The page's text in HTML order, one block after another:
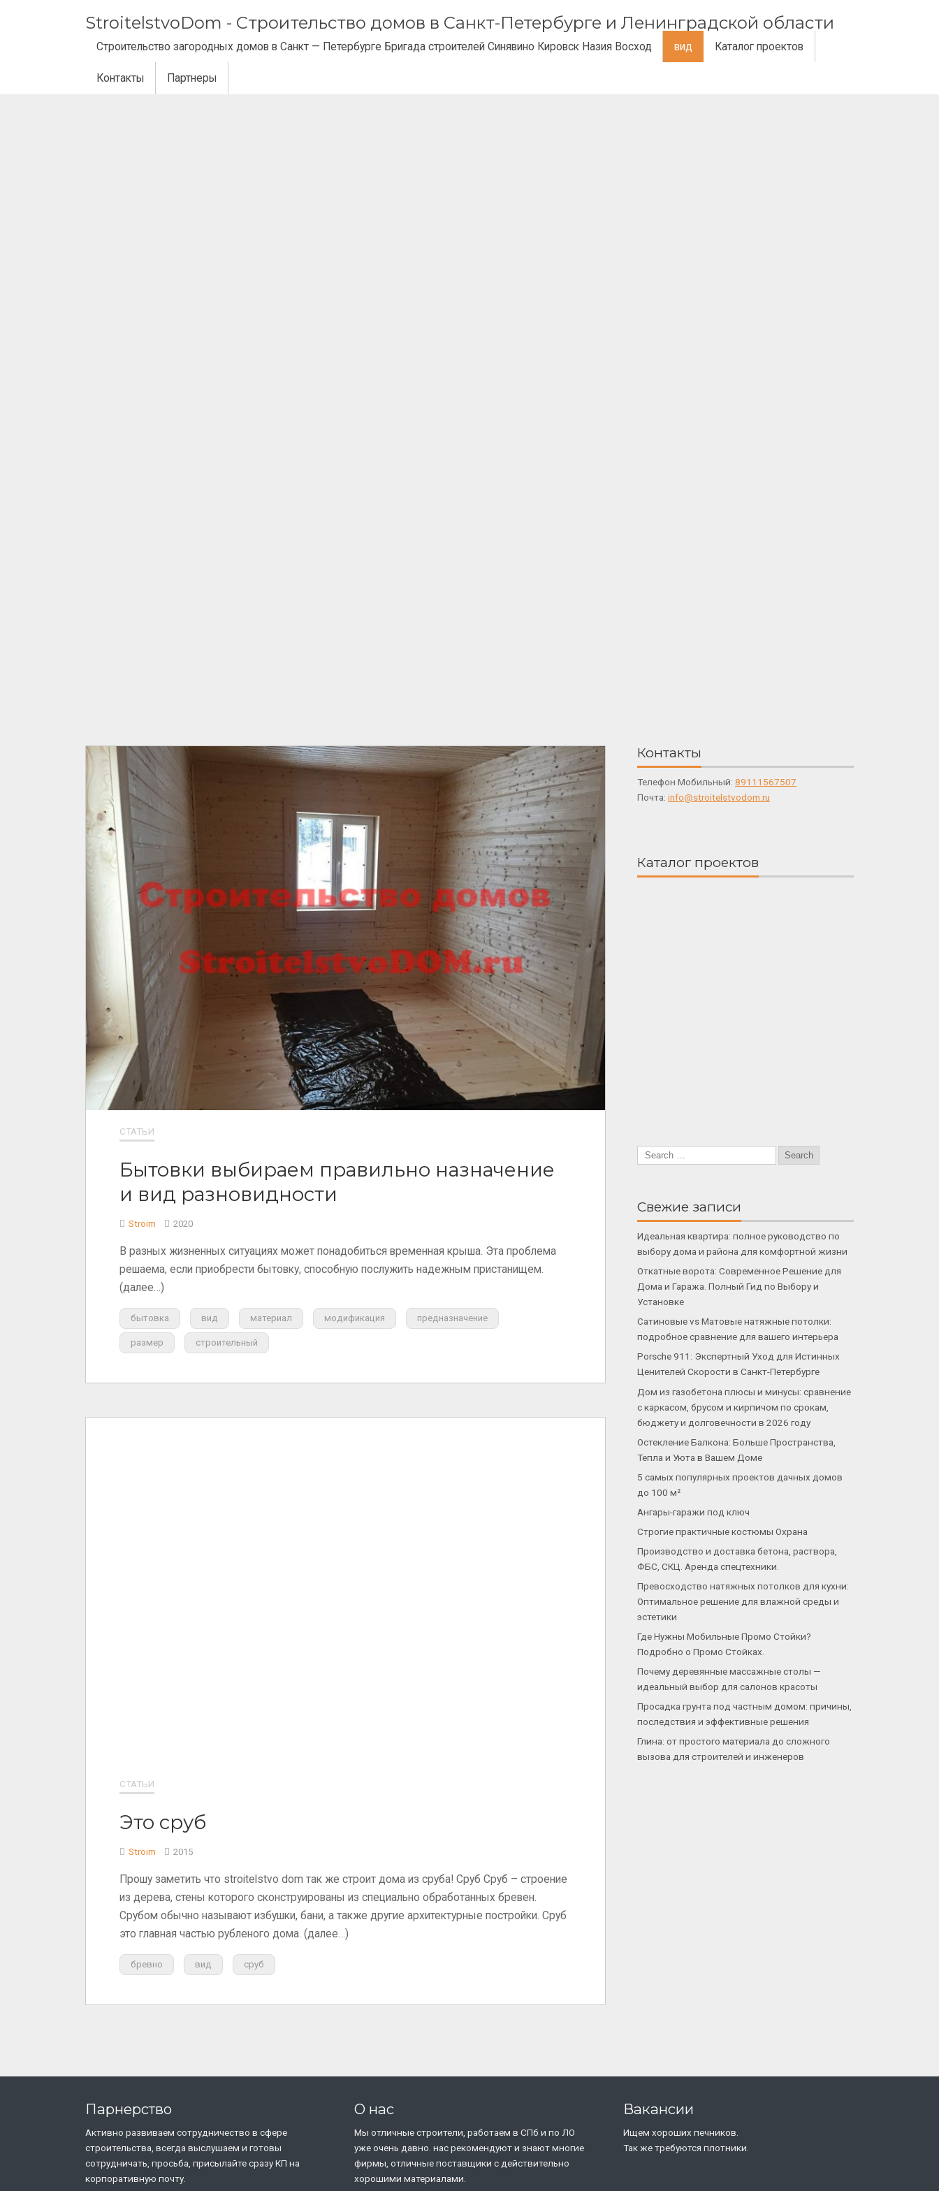
StroitelstvoDom - Строительство домов в Санкт-Петербурге и Ленинградской области
Строительство загородных домов в Санкт — Петербурге Бригада строителей Синявино Кировск Назия Восход вид Каталог проектов
Контакты Партнеры
СТАТЬИ
Бытовки выбираем правильно назначение
и вид разновидности
Stroim 2020
В разных жизненных ситуациях может понадобиться временная крыша. Эта проблема
решаема, если приобрести бытовку, способную послужить надежным пристанищем.
(далее…)
бытовка вид материал модификация предназначение
размер строительный
СТАТЬИ
Это сруб
Stroim 2015
Прошу заметить что stroitelstvo dom так же строит дома из сруба! Сруб Сруб – строение
из дерева, стены которого сконструированы из специально обработанных бревен.
Срубом обычно называют избушки, бани, а также другие архитектурные постройки. Сруб
это главная частью рубленого дома. (далее…)
бревно вид сруб
Контакты
Телефон Мобильный: 89111567507
Почта: info@stroitelstvodom.ru
Каталог проектов
Свежие записи
Идеальная квартира: полное руководство по
выбору дома и района для комфортной жизни
Откатные ворота: Современное Решение для
Дома и Гаража. Полный Гид по Выбору и
Установке
Сатиновые vs Матовые натяжные потолки:
подробное сравнение для вашего интерьера
Porsche 911: Экспертный Уход для Истинных
Ценителей Скорости в Санкт-Петербурге
Дом из газобетона плюсы и минусы: сравнение
с каркасом, брусом и кирпичом по срокам,
бюджету и долговечности в 2026 году
Остекление Балкона: Больше Пространства,
Тепла и Уюта в Вашем Доме
5 самых популярных проектов дачных домов
до 100 м²
Ангары-гаражи под ключ
Строгие практичные костюмы Охрана
Производство и доставка бетона, раствора,
ФБС, СКЦ. Аренда спецтехники.
Превосходство натяжных потолков для кухни:
Оптимальное решение для влажной среды и
эстетики
Где Нужны Мобильные Промо Стойки?
Подробно о Промо Стойках.
Почему деревянные массажные столы —
идеальный выбор для салонов красоты
Просадка грунта под частным домом: причины,
последствия и эффективные решения
Глина: от простого материала до сложного
вызова для строителей и инженеров
Парнерство
Активно развиваем сотрудничество в сфере
строительства, всегда выслушаем и готовы
сотрудничать, просьба, присылайте сразу КП на
корпоративную почту.
О нас
Мы отличные строители, работаем в СПб и по ЛО
уже очень давно. нас рекомендуют и знают многие
фирмы, отличные поставщики с действительно
хорошими материалами.
Вакансии
Ищем хороших печников.
Так же требуются плотники.